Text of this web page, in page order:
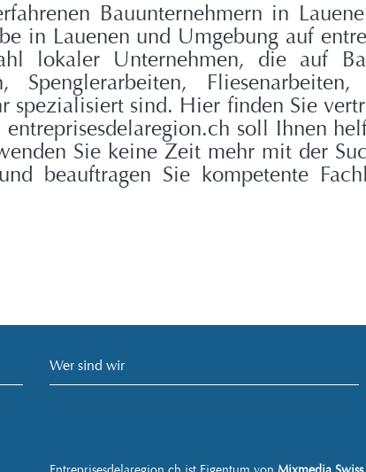
Bauunternehmern in
in Lauenen und Umgebung auf
lokaler Unternehmen, die auf
Spenglerarbeiten,
spezialisiert sind. Hier finden Sie
soll Ihnen
Sie keine Zeit mehr mit der
beauftragen Sie kompetente
Wer sind wir